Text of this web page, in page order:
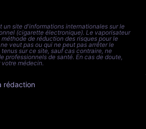
un site d'informations internationales sur le
(cigarette électronique). Le vaporisateur
de réduction des risques pour le
veut pas ou qui ne peut pas arrêter le
sur ce site, sauf cas contraire, ne
professionnels de santé. En cas de doute,
médecin.
rédaction